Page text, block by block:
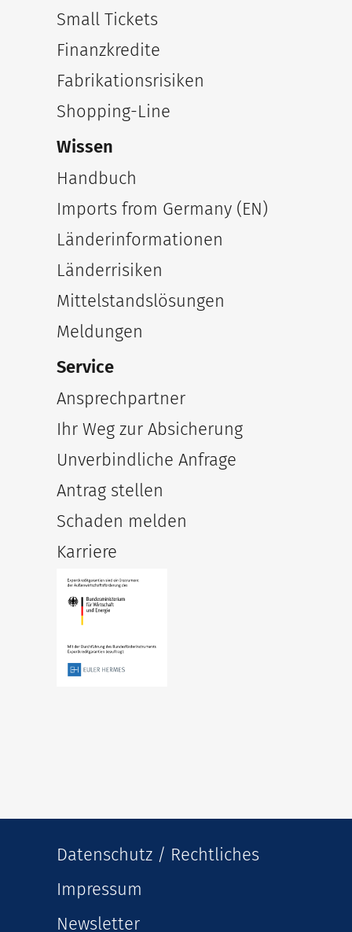
Small Tickets
Finanzkredite
Fabrikationsrisiken
Shopping-Line
Wissen
Handbuch
Imports from Germany (EN)
Länderinformationen
Länderrisiken
Mittelstandslösungen
Meldungen
Service
Ansprechpartner
Ihr Weg zur Absicherung
Unverbindliche Anfrage
Antrag stellen
Schaden melden
Karriere
Datenschutz / Rechtliches
Impressum
Newsletter